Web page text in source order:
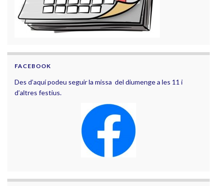
FACEBOOK
Des d’aquí podeu seguir la missa del diumenge a les 11 i
d’altres festius.